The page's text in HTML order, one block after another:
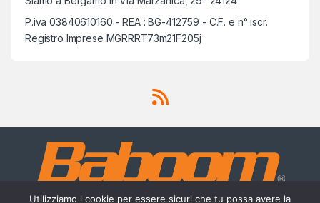
P.iva 03840610160 - REA : BG-412759 - C.F. e n° iscr.
Registro Imprese MGRRRT73m21F205j
Utilizziamo i cookie per essere sicuri che tu possa avere la